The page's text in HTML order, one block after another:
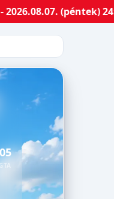
(péntek) 24:00-ig